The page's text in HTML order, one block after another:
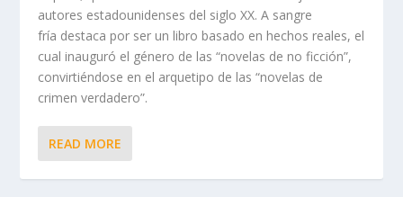
autores estadounidenses del siglo XX. A sangre
fría destaca por ser un libro basado en hechos reales, el
cual inauguró el género de las “novelas de no ficción”,
convirtiéndose en el arquetipo de las “novelas de
crimen verdadero”.
READ MORE